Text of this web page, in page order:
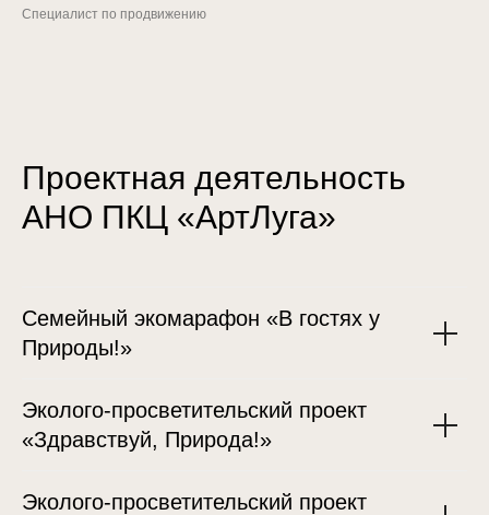
Специалист по продвижению
Проектная деятельность
АНО ПКЦ «АртЛуга»
Семейный экомарафон «В гостях у
Природы!»
Эколого-просветительский проект
«Здравствуй, Природа!»
Эколого-просветительский проект